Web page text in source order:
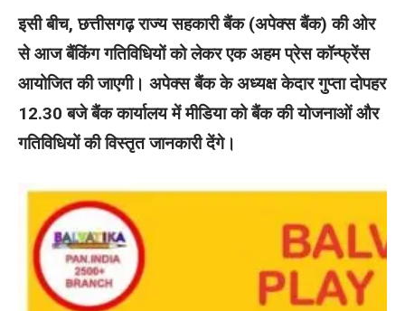
इसी बीच, छत्तीसगढ़ राज्य सहकारी बैंक (अपेक्स बैंक) की ओर
से आज बैंकिंग गतिविधियों को लेकर एक अहम प्रेस कॉन्फ्रेंस
आयोजित की जाएगी। अपेक्स बैंक के अध्यक्ष केदार गुप्ता दोपहर
12.30 बजे बैंक कार्यालय में मीडिया को बैंक की योजनाओं और
गतिविधियों की विस्तृत जानकारी देंगे।